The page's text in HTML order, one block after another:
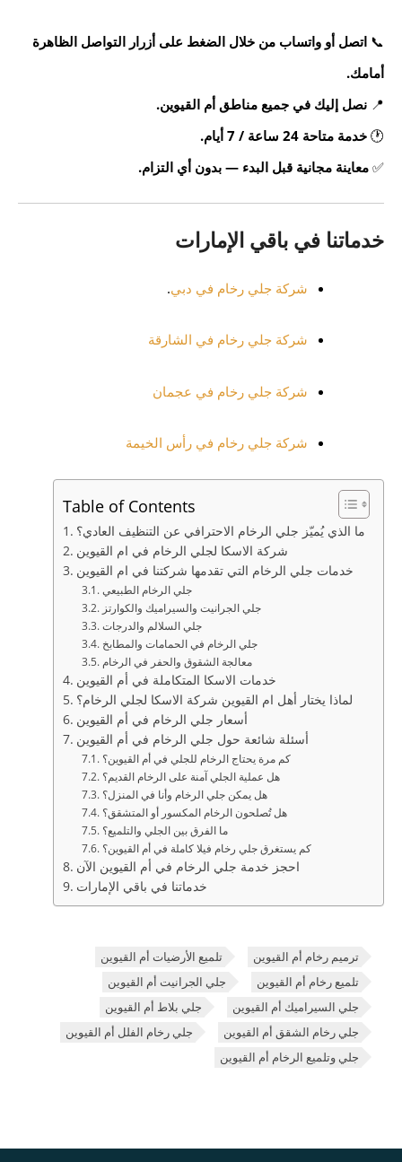
📞 اتصل أو واتساب من خلال الضغط على أزرار التواصل الظاهرة
أمامك.
📍 نصل إليك في جميع مناطق أم القيوين.
🕐 خدمة متاحة 24 ساعة / 7 أيام.
✅ معاينة مجانية قبل البدء — بدون أي التزام.
خدماتنا في باقي الإمارات
شركة جلي رخام في دبي.
شركة جلي رخام في الشارقة
شركة جلي رخام في عجمان
شركة جلي رخام في رأس الخيمة
Table of Contents
ما الذي يُميّز جلي الرخام الاحترافي عن التنظيف العادي؟
شركة الاسكا لجلي الرخام في ام القيوين
خدمات جلي الرخام التي تقدمها شركتنا في ام القيوين
جلي الرخام الطبيعي
جلي الجرانيت والسيراميك والكوارتز
جلي السلالم والدرجات
جلي الرخام في الحمامات والمطابخ
معالجة الشقوق والحفر في الرخام
خدمات الاسكا المتكاملة في أم القيوين
لماذا يختار أهل ام القيوين شركة الاسكا لجلي الرخام؟
أسعار جلي الرخام في أم القيوين
أسئلة شائعة حول جلي الرخام في أم القيوين
كم مرة يحتاج الرخام للجلي في أم القيوين؟
هل عملية الجلي آمنة على الرخام القديم؟
هل يمكن جلي الرخام وأنا في المنزل؟
هل تُصلحون الرخام المكسور أو المتشقق؟
ما الفرق بين الجلي والتلميع؟
كم يستغرق جلي رخام فيلا كاملة في أم القيوين؟
احجز خدمة جلي الرخام في أم القيوين الآن
خدماتنا في باقي الإمارات
ترميم رخام أم القيوين
تلميع الأرضيات أم القيوين
تلميع رخام أم القيوين
جلي الجرانيت أم القيوين
جلي السيراميك أم القيوين
جلي بلاط أم القيوين
جلي رخام الشقق أم القيوين
جلي رخام الفلل أم القيوين
جلي وتلميع الرخام أم القيوين